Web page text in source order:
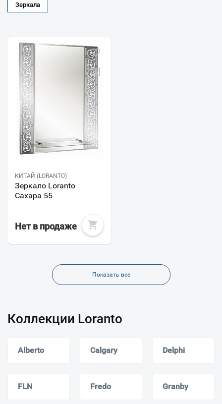
Зеркала
КИТАЙ (LORANTO)
Зеркало Loranto
Сахара 55
Нет в продаже
Показать все
Коллекции Loranto
Alberto Calgary Delphi
FLN Fredo Granby